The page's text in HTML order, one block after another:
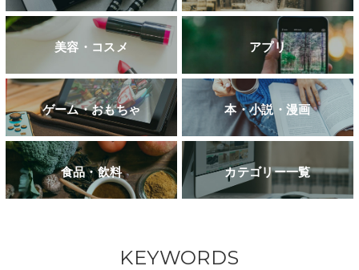
美容・コスメ アプリ
ゲーム・おもちゃ 本・小説・漫画
食品・飲料 カテゴリー一覧
KEYWORDS